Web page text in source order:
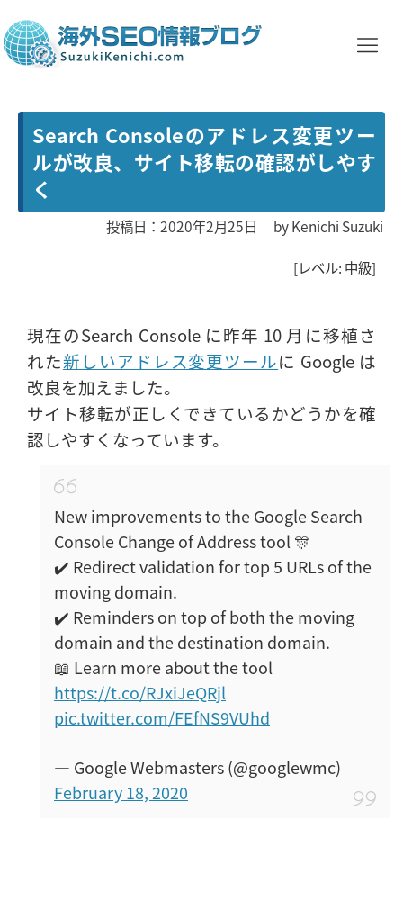
Search Consoleのアドレス変更ツー
ルが改良、サイト移転の確認がしやす
く
投稿日：2020年2月25日 byKenichi Suzuki
[レベル: 中級]
現在のSearch Console に昨年 10 月に移植さ
れた新しいアドレス変更ツールに Google は
改良を加えました。
サイト移転が正しくできているかどうかを確
認しやすくなっています。
New improvements to the Google Search
Console Change of Address tool 🎊
✔️ Redirect validation for top 5 URLs of the
moving domain.
✔️ Reminders on top of both the moving
domain and the destination domain.
📖 Learn more about the tool
https://t.co/RJxiJeQRjl
pic.twitter.com/FEfNS9VUhd
— Google Webmasters (@googlewmc)
February 18, 2020